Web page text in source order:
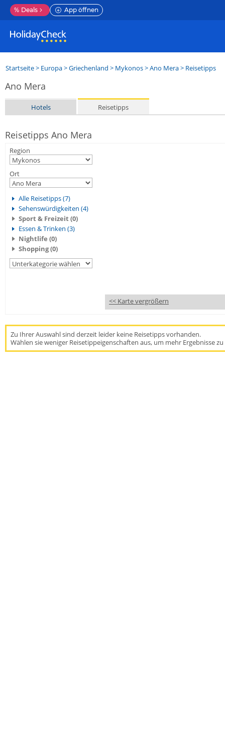
% Deals App öffnen
Startseite> Europa>Griechenland > Mykonos>Ano Mera> Reisetipps
Ano Mera
Hotels Reisetipps
Reisetipps Ano Mera
Region
Ort
Alle Reisetipps (7)
Sehenswürdigkeiten (4)
Sport & Freizeit (0)
Essen & Trinken (3)
Nightlife (0)
Shopping (0)
<< Karte vergrößern
Zu Ihrer Auswahl sind derzeit leider keine Reisetipps vorhanden.
Wählen sie weniger Reisetippeigenschaften aus, um mehr Ergebnisse